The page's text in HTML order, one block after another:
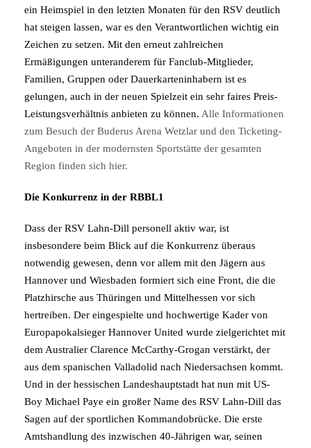
ein Heimspiel in den letzten Monaten für den RSV deutlich
hat steigen lassen, war es den Verantwortlichen wichtig ein
Zeichen zu setzen. Mit den erneut zahlreichen
Ermäßigungen unteranderem für Fanclub-Mitglieder,
Familien, Gruppen oder Dauerkarteninhabern ist es
gelungen, auch in der neuen Spielzeit ein sehr faires Preis-
Leistungsverhältnis anbieten zu können. Alle Informationen
zum Besuch der Buderus Arena Wetzlar und den Ticketing-
Angeboten in der modernsten Sportstätte der gesamten
Region finden sich hier.
Die Konkurrenz in der RBBL1
Dass der RSV Lahn-Dill personell aktiv war, ist
insbesondere beim Blick auf die Konkurrenz überaus
notwendig gewesen, denn vor allem mit den Jägern aus
Hannover und Wiesbaden formiert sich eine Front, die die
Platzhirsche aus Thüringen und Mittelhessen vor sich
hertreiben. Der eingespielte und hochwertige Kader von
Europapokalsieger Hannover United wurde zielgerichtet mit
dem Australier Clarence McCarthy-Grogan verstärkt, der
aus dem spanischen Valladolid nach Niedersachsen kommt.
Und in der hessischen Landeshauptstadt hat nun mit US-
Boy Michael Paye ein großer Name des RSV Lahn-Dill das
Sagen auf der sportlichen Kommandobrücke. Die erste
Amtshandlung des inzwischen 40-Jährigen war, seinen